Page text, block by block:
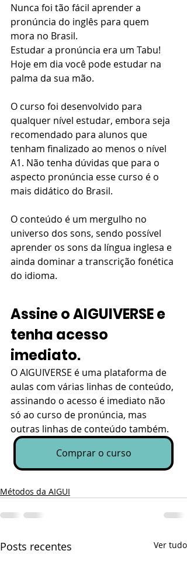
Nunca foi tão fácil aprender a
pronúncia do inglês para quem
mora no Brasil.
Estudar a pronúncia era um Tabu!
Hoje em dia você pode estudar na
palma da sua mão.
O curso foi desenvolvido para
qualquer nível estudar, embora seja
recomendado para alunos que
tenham finalizado ao menos o nível
A1. Não tenha dúvidas que para o
aspecto pronúncia esse curso é o
mais didático do Brasil.
O conteúdo é um mergulho no
universo dos sons, sendo possível
aprender os sons da língua inglesa e
ainda dominar a transcrição fonética
do idioma.
Assine o AIGUIVERSE e
tenha acesso
imediato.
O AIGUIVERSE é uma plataforma de
aulas com várias linhas de conteúdo,
assinando o acesso é imediato não
só ao curso de pronúncia, mas
outras linhas de conteúdo também.
Comprar o curso
Métodos da AIGUI
Posts recentes Ver tudo